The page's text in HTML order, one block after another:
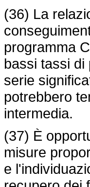
(36) La
programma
bassi tassi di
serie
potrebbero
intermedia.
(37) È
misure
e